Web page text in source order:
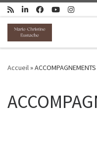
Passer au contenu
Accueil»ACCOMPAGNEMENTS